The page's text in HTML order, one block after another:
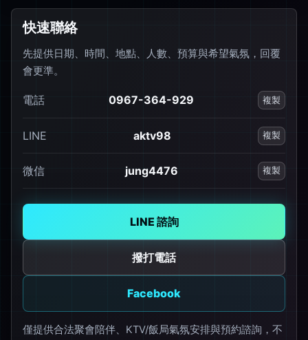
快速聯絡
先提供日期、時間、地點、人數、預算與希望氣氛，回覆
會更準。
電話 0967-364-929 複製
LINE aktv98 複製
微信 jung4476 複製
LINE 諮詢
撥打電話
Facebook
僅提供合法聚會陪伴、KTV/飯局氣氛安排與預約諮詢，不